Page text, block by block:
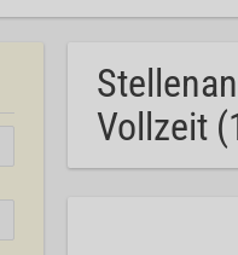
Vollzeit